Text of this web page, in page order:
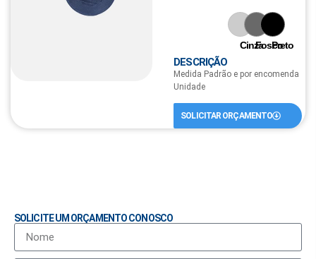
CinzaFoscoPreto
DESCRIÇÃO
Medida Padrão e por encomenda
Unidade
SOLICITAR ORÇAMENTO
SOLICITE UM ORÇAMENTO CONOSCO